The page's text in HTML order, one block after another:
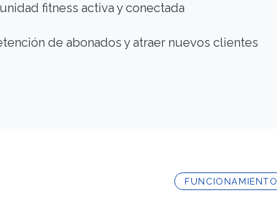
fitness activa y conectada
de abonados y atraer nuevos clientes
FUNCIONAMIENTO